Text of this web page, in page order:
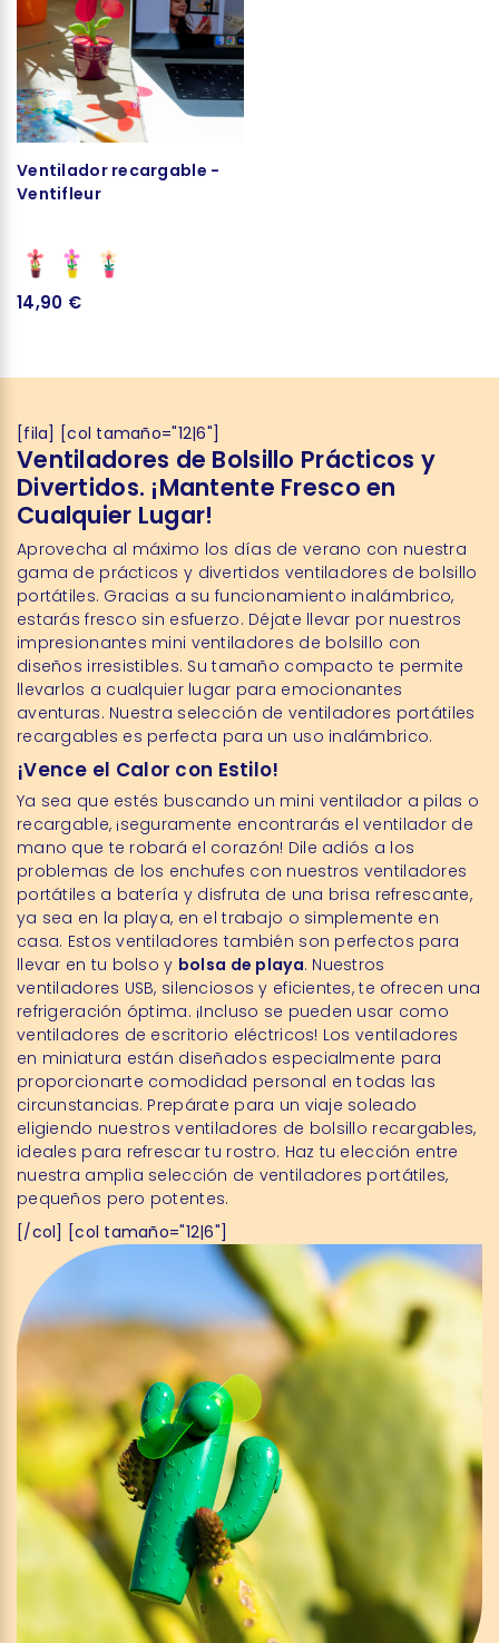
Ventilador recargable -
Ventifleur
14,90 €
[fila] [col tamaño="12|6"]
Ventiladores de Bolsillo Prácticos y
Divertidos. ¡Mantente Fresco en
Cualquier Lugar!
Aprovecha al máximo los días de verano con nuestra
gama de prácticos y divertidos ventiladores de bolsillo
portátiles. Gracias a su funcionamiento inalámbrico,
estarás fresco sin esfuerzo. Déjate llevar por nuestros
impresionantes mini ventiladores de bolsillo con
diseños irresistibles. Su tamaño compacto te permite
llevarlos a cualquier lugar para emocionantes
aventuras. Nuestra selección de ventiladores portátiles
recargables es perfecta para un uso inalámbrico.
¡Vence el Calor con Estilo!
Ya sea que estés buscando un mini ventilador a pilas o
recargable, ¡seguramente encontrarás el ventilador de
mano que te robará el corazón! Dile adiós a los
problemas de los enchufes con nuestros ventiladores
portátiles a batería y disfruta de una brisa refrescante,
ya sea en la playa, en el trabajo o simplemente en
casa. Estos ventiladores también son perfectos para
llevar en tu bolso y bolsa de playa. Nuestros
ventiladores USB, silenciosos y eficientes, te ofrecen una
refrigeración óptima. ¡Incluso se pueden usar como
ventiladores de escritorio eléctricos! Los ventiladores
en miniatura están diseñados especialmente para
proporcionarte comodidad personal en todas las
circunstancias. Prepárate para un viaje soleado
eligiendo nuestros ventiladores de bolsillo recargables,
ideales para refrescar tu rostro. Haz tu elección entre
nuestra amplia selección de ventiladores portátiles,
pequeños pero potentes.
[/col] [col tamaño="12|6"]